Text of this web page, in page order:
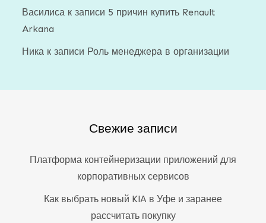
Василиса к записи 5 причин купить Renault
Arkana
Ника к записи Роль менеджера в организации
Свежие записи
Платформа контейнеризации приложений для
корпоративных сервисов
Как выбрать новый KIA в Уфе и заранее
рассчитать покупку